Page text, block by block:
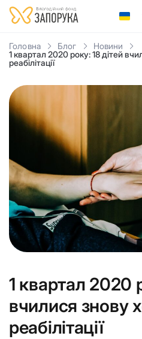
Головна Блог
Новини
1 квартал 2020 року: 18 дітей
реабілітації
1 квартал 2020
вчилися знову
реабілітації